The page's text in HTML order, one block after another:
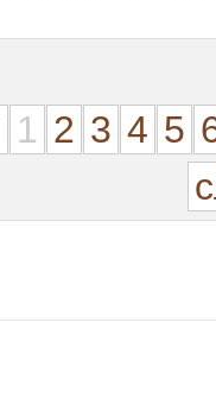
1 2 3 4 5